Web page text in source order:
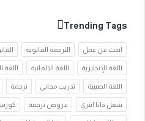
Trending Tags
ابحث عن عمل الترجمة القانوية
اللغة الإنجليزية اللغة الالمانية اللغة
اللغة الصينية تدريب مجاني ترجمة
شغل داتا انتري عروض ترجمة